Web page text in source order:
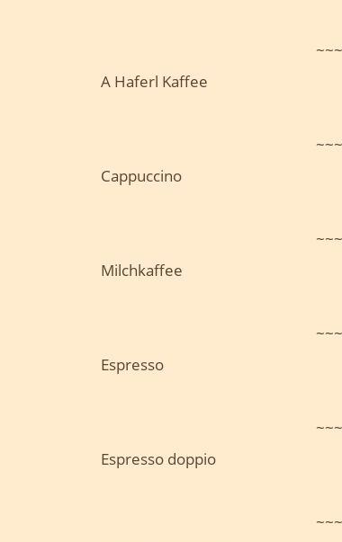
~~~
A Haferl Kaffee
~~~
Cappuccino
~~~
Milchkaffee
~~~
Espresso
~~~
Espresso doppio
~~~